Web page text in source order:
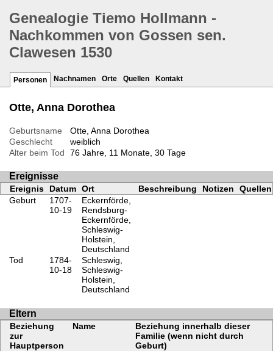
Genealogie Tiemo Hollmann -
Nachkommen von Gossen sen.
Clawesen 1530
Personen Nachnamen Orte Quellen Kontakt
Otte, Anna Dorothea
Geburtsname
Otte, Anna Dorothea
Geschlecht
weiblich
Alter beim Tod
76 Jahre, 11 Monate, 30 Tage
Ereignisse
Ereignis Datum Ort Beschreibung Notizen
Quellen
Geburt
1707-
10-19
Eckernförde,
Rendsburg-
Eckernförde,
Schleswig-
Holstein,
Deutschland
Tod
1784-
10-18
Schleswig,
Schleswig-
Holstein,
Deutschland
Eltern
Beziehung
zur
Hauptperson
Name
Beziehung innerhalb dieser
Familie (wenn nicht durch
Geburt)